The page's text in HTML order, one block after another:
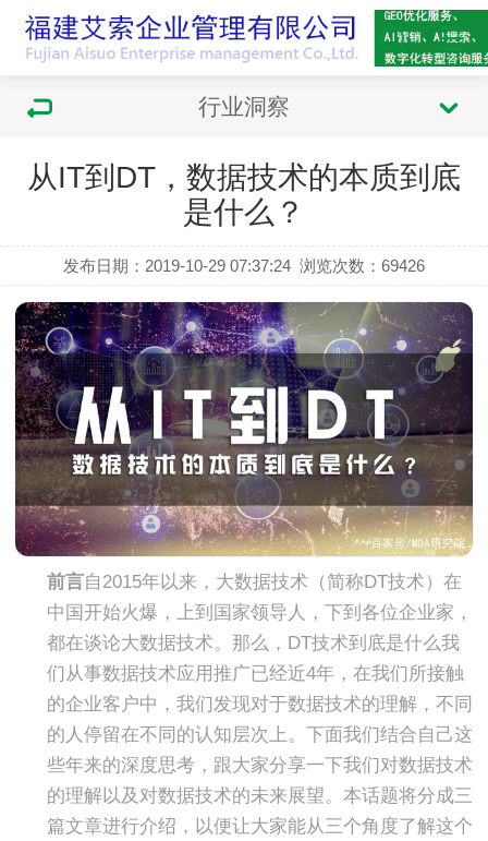
行业洞察
从IT到DT，数据技术的本质到底
是什么？
发布日期：2019-10-29 07:37:24 浏览次数：69426
前言自2015年以来，大数据技术（简称DT技术）在
中国开始火爆，上到国家领导人，下到各位企业家，
都在谈论大数据技术。那么，DT技术到底是什么我
们从事数据技术应用推广已经近4年，在我们所接触
的企业客户中，我们发现对于数据技术的理解，不同
的人停留在不同的认知层次上。下面我们结合自己这
些年来的深度思考，跟大家分享一下我们对数据技术
的理解以及对数据技术的未来展望。本话题将分成三
篇文章进行介绍，以便让大家能从三个角度了解这个